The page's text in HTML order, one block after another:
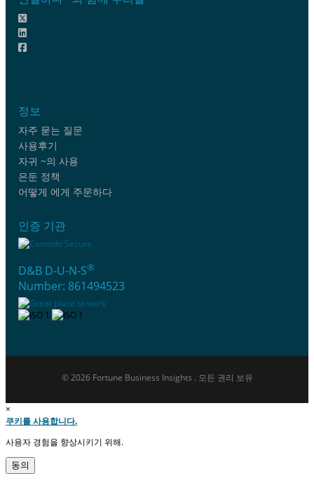
정보
자주 묻는 질문
사용후기
자귀 ~의 사용
은둔 정책
어떻게 에게 주문하다
인증 기관
D&B D-U-N-S®
Number: 861494523
© 2026 Fortune Business Insights . 모든 권리 보유
×
쿠키를 사용합니다.
사용자 경험을 향상시키기 위해.
동의